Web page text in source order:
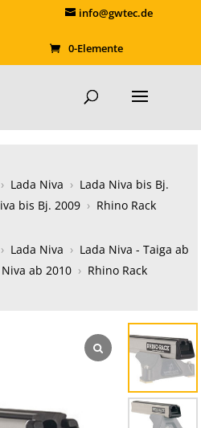
info@gwtec.de
0-Elemente
› Lada Niva › Lada Niva bis Bj.
bis Bj. 2009 › Rhino Rack
› Lada Niva › Lada Niva - Taiga ab
ab 2010 › Rhino Rack